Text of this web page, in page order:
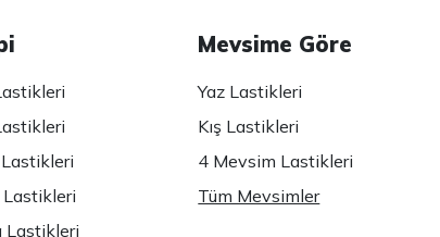
Lastikleri
Mevsime Göre
Yaz Lastikleri
Kış Lastikleri
4 Mevsim Lastikleri
Tüm Mevsimler